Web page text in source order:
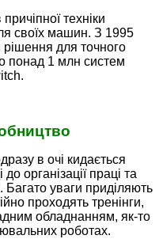
техніки
своїх машин. З 1995
рішення для точного
понад 1 млн систем
в очі кидається
організації праці та
Багато уваги приділяють
проходять тренінги,
обладнанням, як-то
роботах.